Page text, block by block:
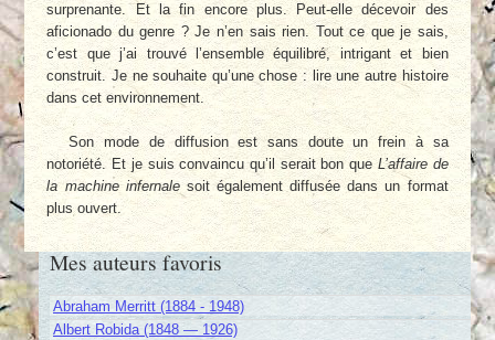
surprenante. Et la fin encore plus. Peut-elle décevoir des
aficionado du genre ? Je n’en sais rien. Tout ce que je sais,
c’est que j’ai trouvé l’ensemble équilibré, intrigant et bien
construit. Je ne souhaite qu’une chose : lire une autre histoire
dans cet environnement.
Son mode de diffusion est sans doute un frein à sa
notoriété. Et je suis convaincu qu’il serait bon queL’affaire de
la machine infernalesoit également diffusée dans un format
plus ouvert.
Mes auteurs favoris
Abraham Merritt (1884 - 1948)
Albert Robida (1848 — 1926)